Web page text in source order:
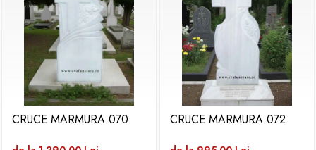
CRUCE MARMURA 070 CRUCE MARMURA 072